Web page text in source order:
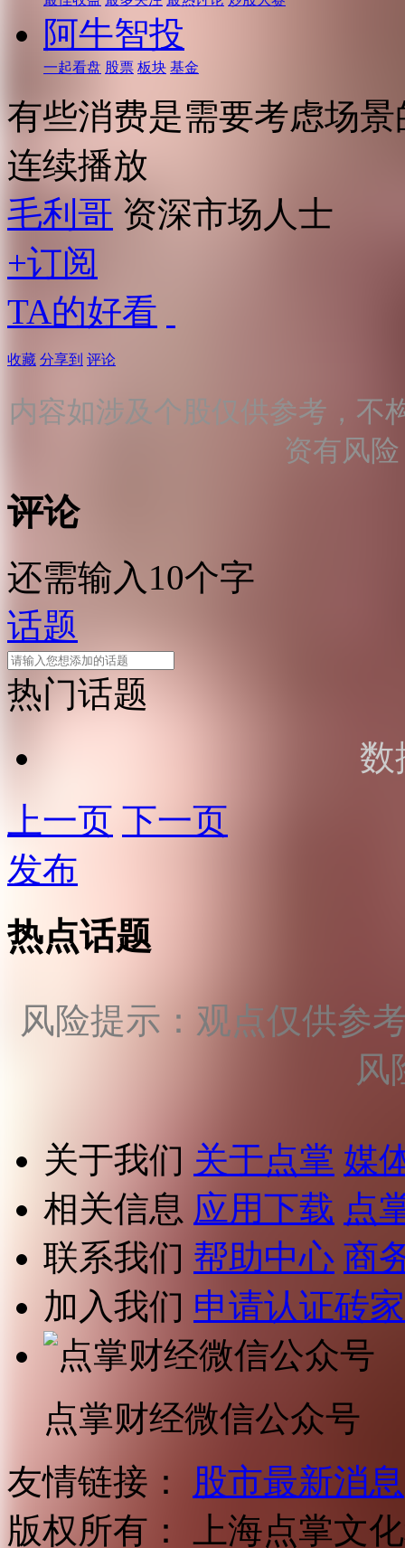
阿牛智投
一起看盘 股票 板块 基金
有些消费是需要考虑场景
连续播放
毛利哥 资深市场人士
+订阅
TA的好看
收藏 分享到 评论
内容如涉及个股仅供参考，不
资有风
评论
还需输入10个字
话题
热门话题
数
上一页 下一页
发布
热点话题
风险提示：观点仅供参
风
关于我们 关于点掌 媒
相关信息 应用下载 点
联系我们 帮助中心 商
加入我们 申请认证砖家
点掌财经微信公众号
友情链接：
股市最新消息
版权所有：
上海点掌文